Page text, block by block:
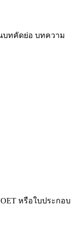
บทคัดย่อ บทความ
หรือใบประกอบ